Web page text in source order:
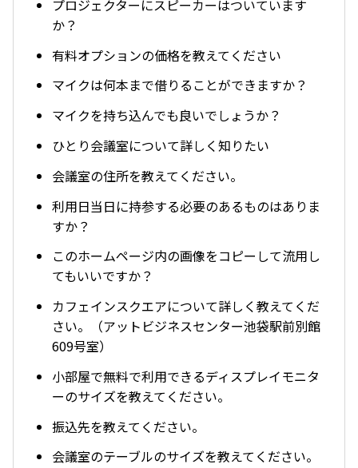
プロジェクターにスピーカーはついています
か？
有料オプションの価格を教えてください
マイクは何本まで借りることができますか？
マイクを持ち込んでも良いでしょうか？
ひとり会議室について詳しく知りたい
会議室の住所を教えてください。
利用日当日に持参する必要のあるものはありま
すか？
このホームページ内の画像をコピーして流用し
てもいいですか？
カフェインスクエアについて詳しく教えてくだ
さい。（アットビジネスセンター池袋駅前別館
609号室）
小部屋で無料で利用できるディスプレイモニタ
ーのサイズを教えてください。
振込先を教えてください。
会議室のテーブルのサイズを教えてください。